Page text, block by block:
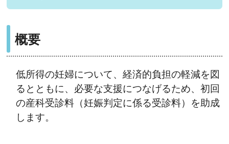
概要
低所得の妊婦について、経済的負担の軽減を図
るとともに、必要な支援につなげるため、初回
の産科受診料（妊娠判定に係る受診料）を助成
します。